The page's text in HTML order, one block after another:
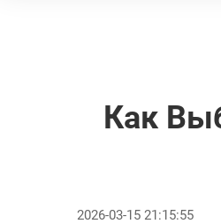
Как
2026-03-15 21:15:55